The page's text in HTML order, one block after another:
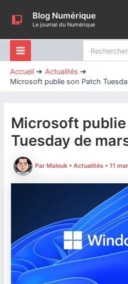
Blog Numérique
Le journal du Numérique
Accueil
Actualités
Microsoft publie son Patch
Microsoft
Tuesday de
Par Malouk •Actualités •11